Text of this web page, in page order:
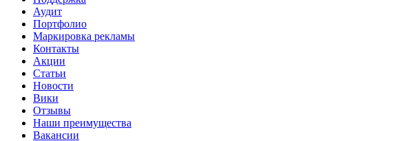
Аудит
Портфолио
Маркировка рекламы
Контакты
Акции
Статьи
Новости
Вики
Отзывы
Наши преимущества
Вакансии